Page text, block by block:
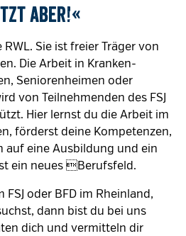
aber!«
Sie ist freier Träger von
Die Arbeit in Kranken­
Seniorenheimen oder
von Teilnehmenden des FSJ
Hier lernst du die Arbeit im
förderst deine Kompetenzen,
auf eine Ausbildung und ein
ein neues Berufsfeld.
oder BFD im Rheinland,
dann bist du bei uns
dich und vermitteln dir